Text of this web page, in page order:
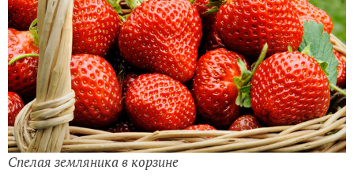
Спелая земляника в корзине